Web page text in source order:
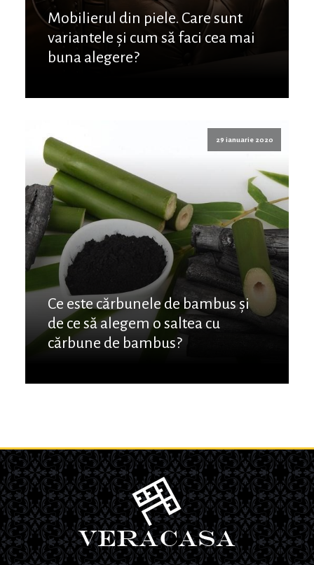
Mobilierul din piele. Care sunt
variantele și cum să faci cea mai
buna alegere?
29 ianuarie 2020
Ce este cărbunele de bambus și
de ce să alegem o saltea cu
cărbune de bambus?